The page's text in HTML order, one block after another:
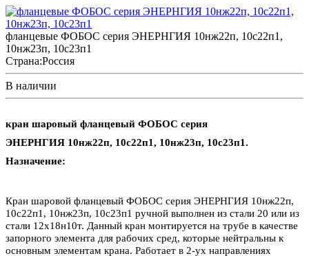
фланцевые ФОБОС серия ЭНЕРНГИЯ 10нж22п, 10с22п1,
10нж23п, 10с23п1
Страна:Россия
В наличии
кран шаровый фланцевый ФОБОС серия
ЭНЕРНГИЯ 10нж22п, 10с22п1, 10нж23п, 10с23п1.
Назначение:
Кран шаровой фланцевый ФОБОС серия ЭНЕРНГИЯ 10нж22п,
10с22п1, 10нж23п, 10с23п1 ручной выполнен из стали 20 или из
стали 12х18н10т. Данный кран монтируется на трубе в качестве
запорного элемента для рабочих сред, которые нейтральны к
основным элементам крана. Работает в 2-ух направлениях